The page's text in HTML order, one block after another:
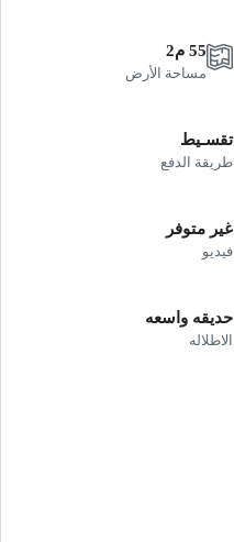
55 م2
مساحة الأرض
تقسـيط
طريقة الدفع
غير متوفر
فيديو
حديقه واسعه
الاطلاله